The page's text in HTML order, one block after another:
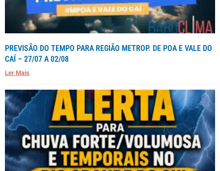
PREVISÃO DO TEMPO PARA REGIÃO METROP. DE POA E VALE DO
CAÍ – 27/07 A 02/08
Ler Mais